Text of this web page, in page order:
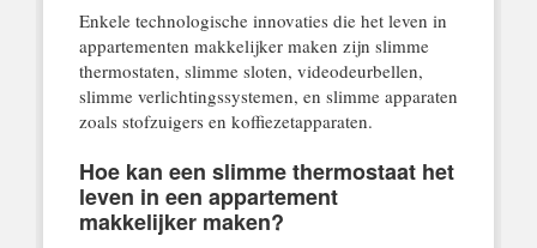
Enkele technologische innovaties die het leven in
appartementen makkelijker maken zijn slimme
thermostaten, slimme sloten, videodeurbellen,
slimme verlichtingssystemen, en slimme apparaten
zoals stofzuigers en koffiezetapparaten.
Hoe kan een slimme thermostaat het
leven in een appartement
makkelijker maken?